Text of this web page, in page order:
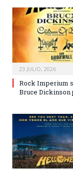
23 JULIO, 2026
Rock Imperium
Bruce Dickinson